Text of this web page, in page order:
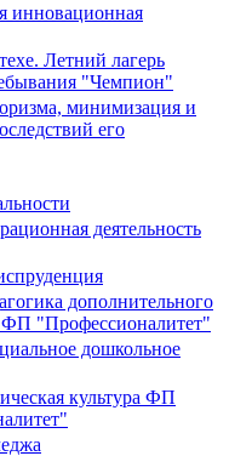
инновационная
Летний лагерь
"Чемпион"
минимизация и
его
деятельность
дополнительного
ФП "Профессионалитет"
дошкольное
культура ФП